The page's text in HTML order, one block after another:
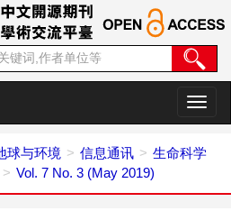
切
换
航
球与环境 信息通讯
生命科学
Vol. 7 No. 3 (May 2019)